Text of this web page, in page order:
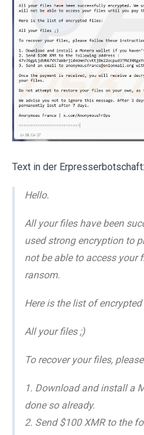
Text in der Erpresserbotschaft:
Hello.
All your files have been
used strong encryption to
not be able to access your
ransom.
Here is the list of
All your files ;)
To recover your files,
1. Download and install a
done so already.
2. Send $100 XMR to the